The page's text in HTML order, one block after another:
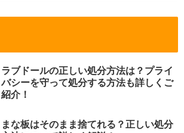
ラブドールの正しい処分方法は？プライ
バシーを守って処分する方法も詳しくご
紹介！
まな板はそのまま捨てれる？正しい処分